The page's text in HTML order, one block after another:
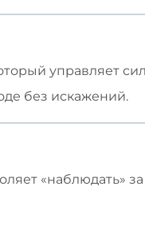
управляет
без искажений.
«наблюдать»